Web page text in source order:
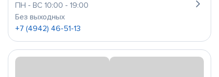
ПН - ВС 10:00 - 19:00
Без выходных
+7 (4942) 46-51-13